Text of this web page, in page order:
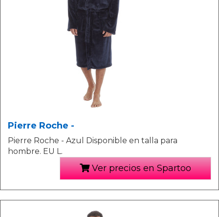
Pierre Roche -
Pierre Roche - Azul Disponible en talla para
hombre. EU L.
Ver precios en Spartoo